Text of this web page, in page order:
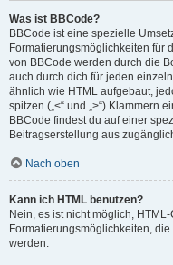
Was ist BBCode?
BBCode ist eine spezielle
Formatierungsmöglichkeiten für
von BBCode werden durch die
auch durch dich für jeden
ähnlich wie HTML aufgebaut,
spitzen („<“ und „>“) Klammern
BBCode findest du auf einer
Beitragserstellung aus
Nach oben
Kann ich HTML benutzen?
Nein, es ist nicht möglich,
Formatierungsmöglichkeiten,
werden.